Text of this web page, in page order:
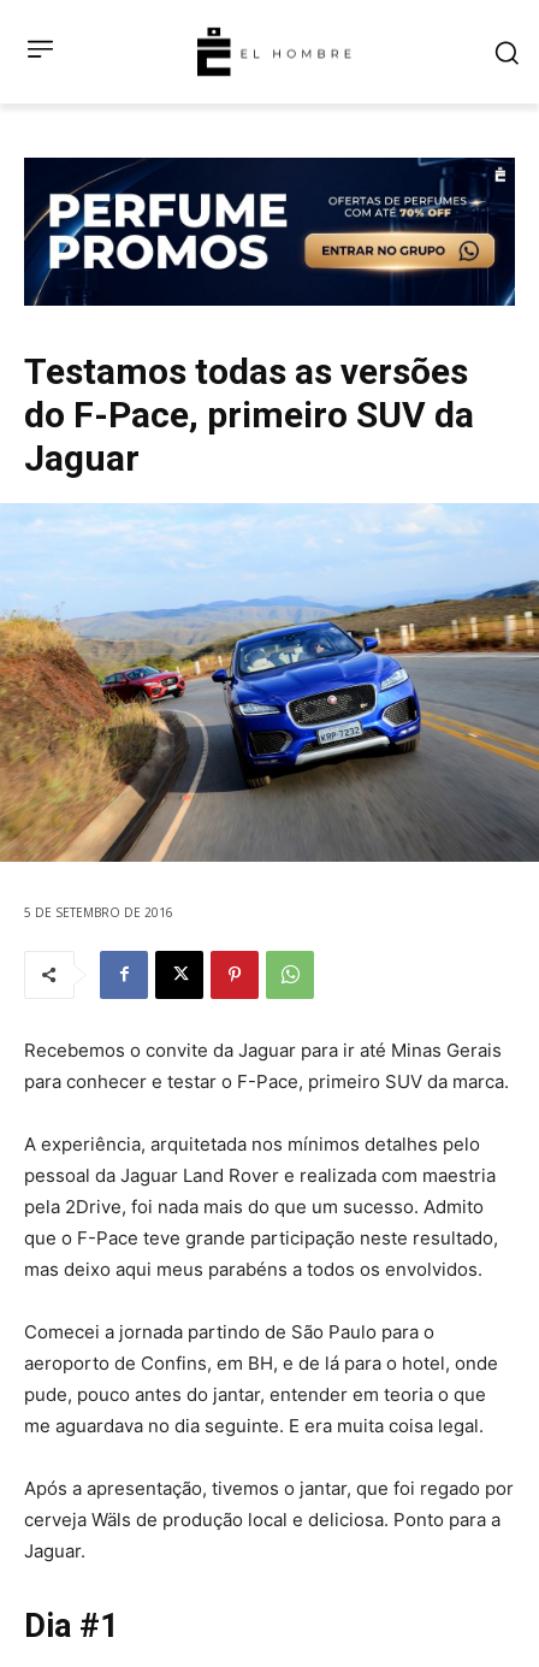
Testamos todas as versões
do F-Pace, primeiro SUV da
Jaguar
5 DE SETEMBRO DE 2016
Recebemos o convite da Jaguar para ir até Minas Gerais
para conhecer e testar o F-Pace, primeiro SUV da marca.
A experiência, arquitetada nos mínimos detalhes pelo
pessoal da Jaguar Land Rover e realizada com maestria
pela 2Drive, foi nada mais do que um sucesso. Admito
que o F-Pace teve grande participação neste resultado,
mas deixo aqui meus parabéns a todos os envolvidos.
Comecei a jornada partindo de São Paulo para o
aeroporto de Confins, em BH, e de lá para o hotel, onde
pude, pouco antes do jantar, entender em teoria o que
me aguardava no dia seguinte. E era muita coisa legal.
Após a apresentação, tivemos o jantar, que foi regado por
cerveja Wäls de produção local e deliciosa. Ponto para a
Jaguar.
Dia #1